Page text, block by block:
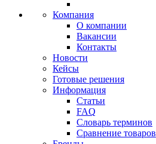
Компания
О компании
Вакансии
Контакты
Новости
Кейсы
Готовые решения
Информация
Статьи
FAQ
Словарь терминов
Сравнение товаров